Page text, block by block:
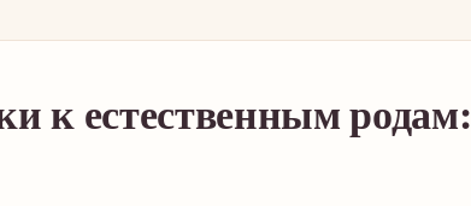
к естественным родам: